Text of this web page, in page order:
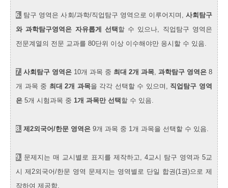
6. 탐구 영역은 사회/과학/직업탐구 영역으로 이루어지며, 사회탐구
와 과학탐구영역은 자유롭게 선택 할 수 있으나, 직업탐구 영역은
전문계열의 전문 교과를 80단위 이상 이수해야만 응시할 수 있음.
7. 사회탐구 영역은 10개 과목 중 최대 2개 과목, 과학탐구 영역은 8
개 과목 중 최대 2개 과목을 각각 선택할 수 있으며, 직업탐구 영역
은 5개 시험과목 중 1개 과목만 선택 할 수 있음.
8. 제2외국어/한문 영역은 9개 과목 중 1개 과목을 선택할 수 있음.
9. 문제지는 매 교시별로 표지를 제작하고, 4교시 탐구 영역과 5교
시 제2외국어/한문 영역 문제지는 영역별로 단일 합권(1권)으로 제
작하여 제공함.